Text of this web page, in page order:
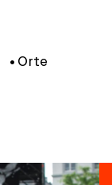
Orte